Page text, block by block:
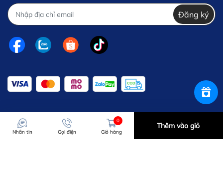
Đăng ký
Nhắn tin Gọi điện
0
Giỏ hàng
Thêm vào giỏ